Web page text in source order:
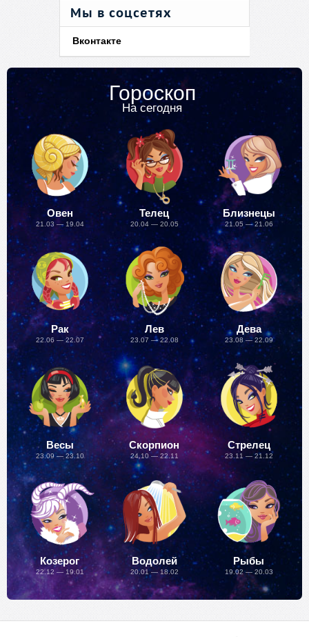
Мы в соцсетях
Вконтакте
Гороскоп
На сегодня
Овен
21.03 — 19.04
Телец
20.04 — 20.05
Близнецы
21.05 — 21.06
Рак
22.06 — 22.07
Лев
23.07 — 22.08
Дева
23.08 — 22.09
Весы
23.09 — 23.10
Скорпион
24.10 — 22.11
Стрелец
23.11 — 21.12
Козерог
22.12 — 19.01
Водолей
20.01 — 18.02
Рыбы
19.02 — 20.03